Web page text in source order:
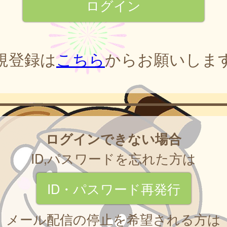
登録はこちらからお願いしま
ログインできない場合
ID,パスワードを忘れた方は
ID・パスワード再発行
メール配信の停止を希望される方は